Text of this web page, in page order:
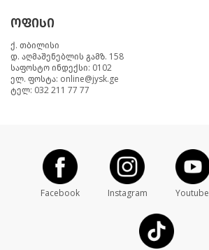
ოფისი
ქ. თბილისი
დ. აღმაშენებლის გამზ. 158
საფოსტო ინდექსი: 0102
ელ. ფოსტა: online@jysk.ge
ტელ: 032 211 77 77
Facebook Instagram Youtube